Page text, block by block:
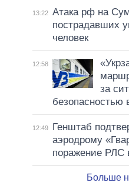
13:22 Атака рф на
пострадавших
человек
12:58
за
безопасностью
12:49
Генштаб
аэродрому
поражение РЛС
Больше